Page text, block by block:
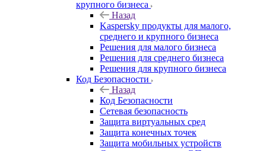
крупного бизнеса
Назад
Kaspersky продукты для малого,
среднего и крупного бизнеса
Решения для малого бизнеса
Решения для среднего бизнеса
Решения для крупного бизнеса
Код Безопасности
Назад
Код Безопасности
Сетевая безопасность
Защита виртуальных сред
Защита конечных точек
Защита мобильных устройств